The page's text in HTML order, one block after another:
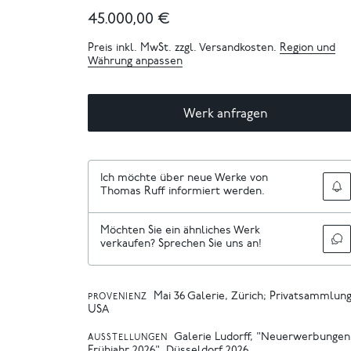
45.000,00 €
Preis inkl. MwSt. zzgl. Versandkosten. Region und
Währung anpassen
Werk anfragen
Ich möchte über neue Werke von
Thomas Ruff informiert werden.
Möchten Sie ein ähnliches Werk
verkaufen? Sprechen Sie uns an!
PROVENIENZ
Mai 36 Galerie, Zürich;
USA
AUSSTELLUNGEN
Galerie Ludorff, "Neuerwerbungen